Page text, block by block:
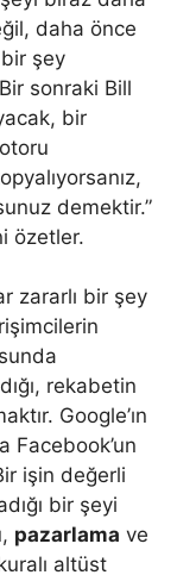
daha önce
şey
sonraki Bill
bir
demektir.”
özetler.
zararlı bir şey
rekabetin
Google’ın
Facebook’un
işin değerli
bir şeyi
pazarlama ve
altüst